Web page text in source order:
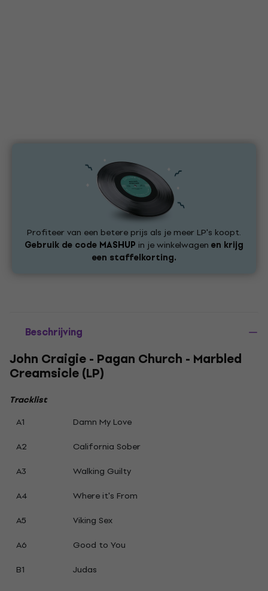
Profiteer van een betere prijs als je meer LP's koopt.
Gebruik de code MASHUP in je winkelwagen en krijg
een staffelkorting.
Beschrijving
John Craigie - Pagan Church - Marbled
Creamsicle (LP)
Tracklist
A1
Damn My Love
A2
California Sober
A3
Walking Guilty
A4
Where it's From
A5
Viking Sex
A6
Good to You
B1
Judas